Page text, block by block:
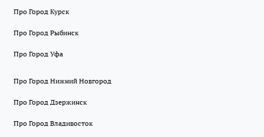
Про Город Курск
Про Город Рыбинск
Про Город Уфа
Про Город Нижний Новгород
Про Город Дзержинск
Про Город Владивосток